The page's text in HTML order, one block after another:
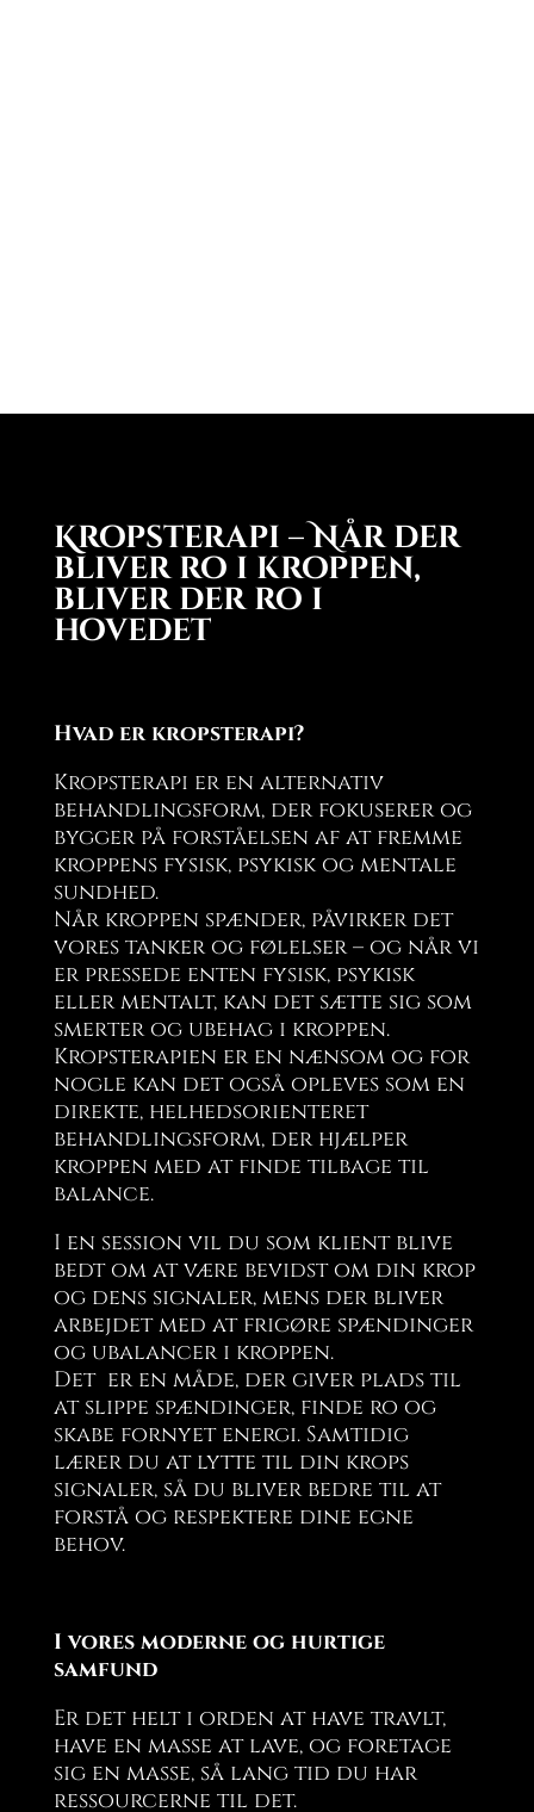
Kropsterapi – Når der
bliver ro i kroppen,
bliver der ro i
hovedet
Hvad er kropsterapi?
Kropsterapi er en alternativ
behandlingsform, der fokusererog
bygger på forståelsen af at fremme
kroppens fysisk, psykisk og mentale
sundhed.
Når kroppen spænder, påvirker det
vores tanker og følelser – og når vi
er pressede enten fysisk, psykisk
eller mentalt, kan det sætte sig som
smerter og ubehag i kroppen.
Kropsterapien er en nænsomog for
nogle kan det også opleves som en
direkte, helhedsorienteret
behandlingsform, der hjælper
kroppen med at finde tilbage til
balance.
I en session vil du som klient blive
bedt om at være bevidst om din krop
og dens signaler, mens der bliver
arbejdet med at frigøre spændinger
og ubalancer i kroppen.
Det er en måde, der giver plads til
at slippe spændinger, finde ro og
skabe fornyet energi. Samtidig
lærer du at lytte til din krops
signaler, så du bliver bedre til at
forstå og respektere dine egne
behov.
I vores moderne og hurtige
samfund
Er det helt i orden at have travlt,
have en masse at lave, og foretage
sig en masse, så lang tid du har
ressourcerne til det.